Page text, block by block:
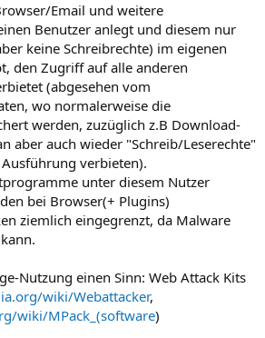
Email und weitere
Benutzer anlegt und diesem nur
keine Schreibrechte) im eigenen
den Zugriff auf alle anderen
(abgesehen vom
wo normalerweise die
werden, zuzüglich z.B Download-
aber auch wieder "Schreib/Leserechte"
verbieten).
unter diesem Nutzer
bei Browser(+ Plugins)
ziemlich eingegrenzt, da Malware
Nutzung einen Sinn: Web Attack Kits
wiki/Webattacker,
wiki/MPack_(software)